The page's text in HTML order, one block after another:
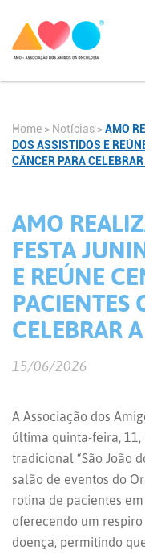
Home > Notícias >AMO
DOS ASSISTIDOS E
CÂNCER PARA
AMO
FESTA
E REÚNE
PACIENTES
CELEBRAR
15/06/2026
A Associação dos
última quinta-feira,
tradicional “São João
salão de eventos do
rotina de pacientes
oferecendo um
doença, permitindo